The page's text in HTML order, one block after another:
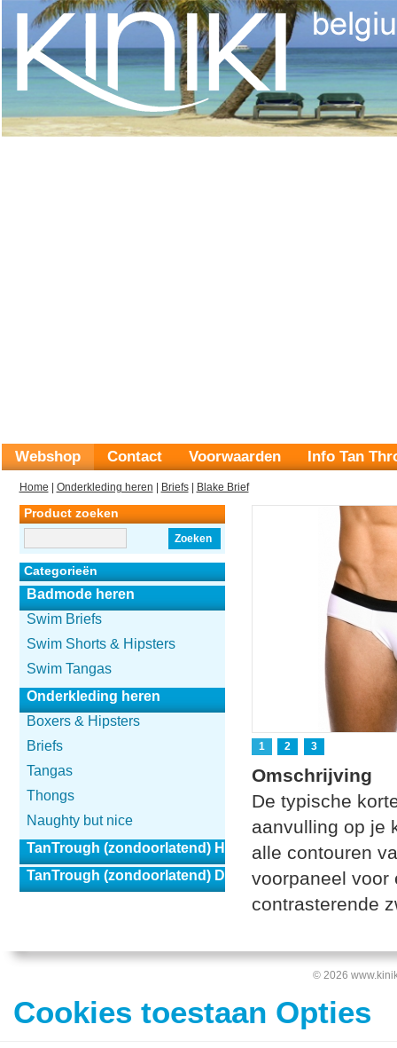
Webshop Contact Voorwaarden Info Tan
Home Onderkleding heren Briefs| Blake Brief
Product zoeken
Zoeken
Categorieën
Badmode heren
Swim Briefs
Swim Shorts & Hipsters
Swim Tangas
Onderkleding heren
Boxers & Hipsters
Briefs
Tangas
Thongs
Naughty but nice
TanTrough (zondoorlatend) Heren
TanTrough (zondoorlatend) Dames
1 2 3
Omschrijving
De typische
aanvulling op je
alle contouren
voorpaneel voor
contrasterende
© 2026
Cookies toestaan Opties